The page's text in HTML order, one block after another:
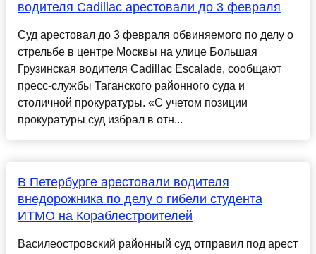
водителя Cadillac арестовали до 3 февраля
Суд арестовал до 3 февраля обвиняемого по делу о
стрельбе в центре Москвы на улице Большая
Грузинская водителя Cadillac Escalade, сообщают
пресс-службы Таганского районного суда и
столичной прокуратуры. «С учетом позиции
прокуратуры суд избрал в отн...
В Петербурге арестовали водителя
внедорожника по делу о гибели студента
ИТМО на Кораблестроителей
Василеостровский районный суд отправил под арест